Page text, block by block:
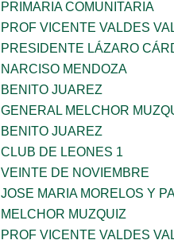
PRIMARIA COMUNITARIA
PROF VICENTE VALDES
PRESIDENTE LÁZARO
NARCISO MENDOZA
BENITO JUAREZ
GENERAL MELCHOR
BENITO JUAREZ
CLUB DE LEONES 1
VEINTE DE NOVIEMBRE
JOSE MARIA MORELOS Y
MELCHOR MUZQUIZ
PROF VICENTE VALDES